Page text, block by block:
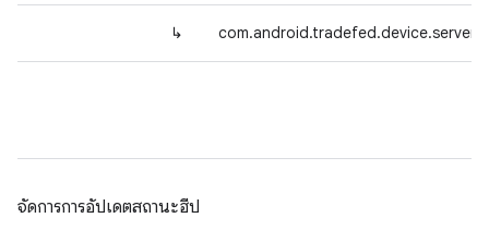
↳
จัดการการอัปเดตสถานะฮีป